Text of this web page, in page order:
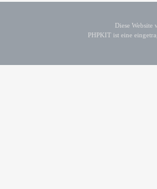
Diese
PHPKIT ist eine